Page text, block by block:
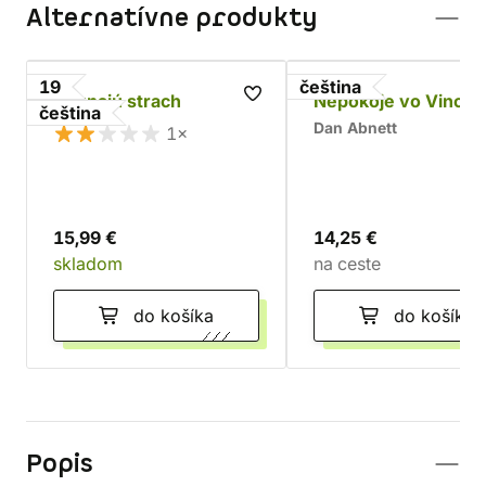
Alternatívne produkty
19
čeština
Neznajú strach
1×
15,99 €
skladom
do košíka
čeština
Nepokoje vo
Dan Abnett
14,25 €
na ceste
do košíka
Popis